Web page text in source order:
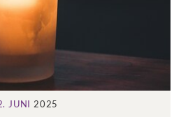
JUNI 2025